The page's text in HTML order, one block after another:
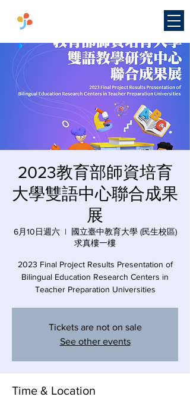
2023教育部師資培育
大學雙語中心聯合成果
展
6月10日週六
  |
國立臺中教育大學 (民生校區)
求真樓一樓
2023 Final Project Results Presentation of
Bilingual Education Research Centers in
Teacher Preparation Universities
Tickets are not on sale
See other events
Time & Location